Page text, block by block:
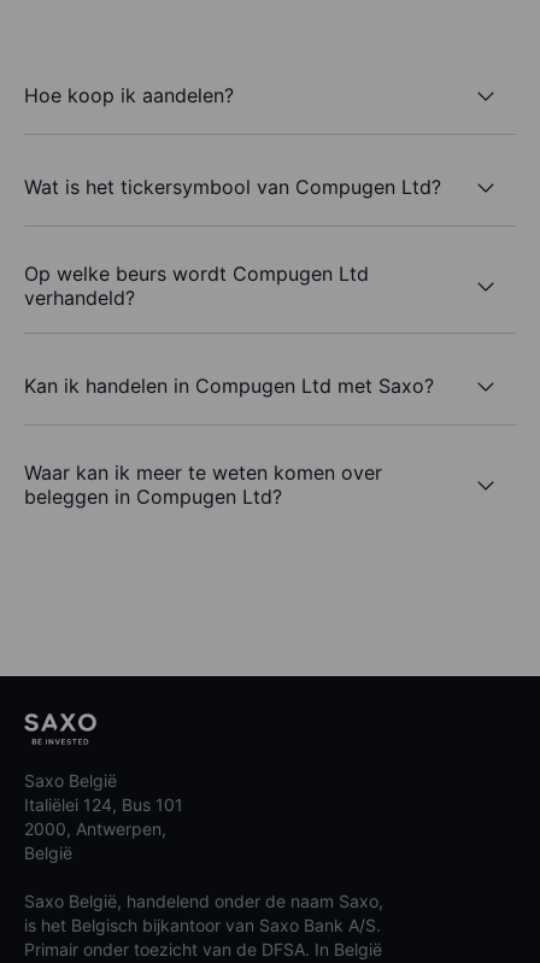
Hoe koop ik aandelen?
Wat is het tickersymbool van Compugen Ltd?
Op welke beurs wordt Compugen Ltd
verhandeld?
Kan ik handelen in Compugen Ltd met Saxo?
Waar kan ik meer te weten komen over
beleggen in Compugen Ltd?
Saxo België
Italiëlei 124, Bus 101
2000, Antwerpen,
België
Saxo België, handelend onder de naam Saxo,
is het Belgisch bijkantoor van Saxo Bank A/S.
Primair onder toezicht van de DFSA. In België